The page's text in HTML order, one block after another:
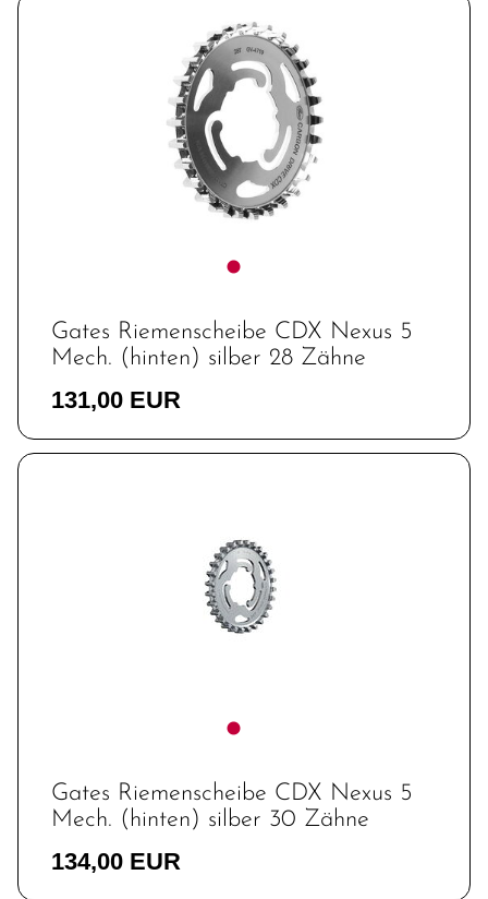
Gates Riemenscheibe CDX Nexus 5
Mech. (hinten) silber 28 Zähne
131,00 EUR
Gates Riemenscheibe CDX Nexus 5
Mech. (hinten) silber 30 Zähne
134,00 EUR